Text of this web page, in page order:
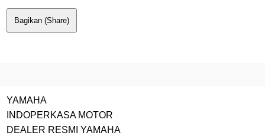
Bagikan (Share)
YAMAHA
INDOPERKASA MOTOR
DEALER RESMI YAMAHA